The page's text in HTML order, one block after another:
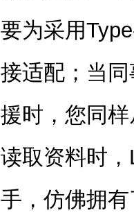
要为采用
接适配；当
援时，您同
读取资料时
手，仿佛拥